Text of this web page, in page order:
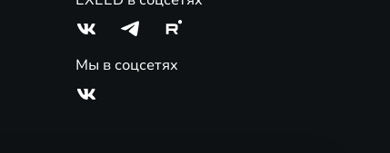
Мы в соцсетях